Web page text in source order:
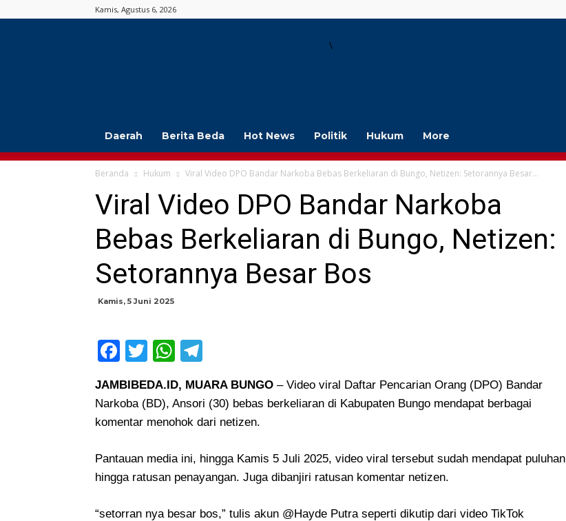
Kamis, Agustus 6, 2026
\
Daerah Berita Beda Hot News Politik Hukum More
Beranda Hukum Viral Video DPO Bandar Narkoba Bebas Berkeliaran di Bungo, Netizen: Setorannya Besar...
Viral Video DPO Bandar Narkoba
Bebas Berkeliaran di Bungo, Netizen:
Setorannya Besar Bos
Kamis, 5 Juni 2025
Facebook
TwitterWhatsApp
JAMBIBEDA.ID, MUARA BUNGO – Video viral Daftar Pencarian Orang (DPO) Bandar
Narkoba (BD), Ansori (30) bebas berkeliaran di Kabupaten Bungo mendapat berbagai
komentar menohok dari netizen.
Pantauan media ini, hingga Kamis 5 Juli 2025, video viral tersebut sudah mendapat puluhan
hingga ratusan penayangan. Juga dibanjiri ratusan komentar netizen.
“setorran nya besar bos,” tulis akun @Hayde Putra seperti dikutip dari video TikTok